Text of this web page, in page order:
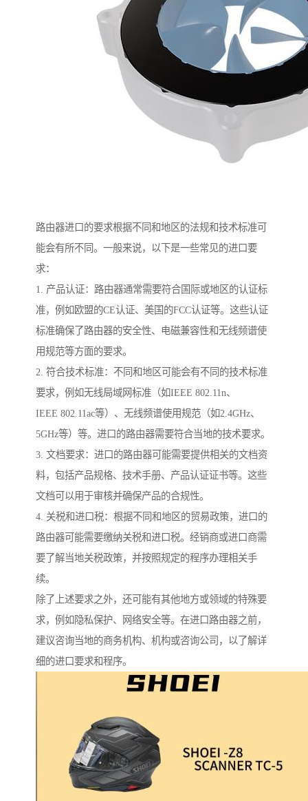
路由器进口的要求根据不同和地区的法规和技术标准可
能会有所不同。一般来说，以下是一些常见的进口要
求：
1. 产品认证：路由器通常需要符合国际或地区的认证标
准，例如欧盟的CE认证、美国的FCC认证等。这些认证
标准确保了路由器的安全性、电磁兼容性和无线频谱使
用规范等方面的要求。
2. 符合技术标准：不同和地区可能会有不同的技术标准
要求，例如无线局域网标准（如IEEE 802.11n、
IEEE 802.11ac等）、无线频谱使用规范（如2.4GHz、
5GHz等）等。进口的路由器需要符合当地的技术要求。
3. 文档要求：进口的路由器可能需要提供相关的文档资
料，包括产品规格、技术手册、产品认证证书等。这些
文档可以用于审核并确保产品的合规性。
4. 关税和进口税：根据不同和地区的贸易政策，进口的
路由器可能需要缴纳关税和进口税。经销商或进口商需
要了解当地关税政策，并按照规定的程序办理相关手
续。
除了上述要求之外，还可能有其他地方或领域的特殊要
求，例如隐私保护、网络安全等。在进口路由器之前，
建议咨询当地的商务机构、机构或咨询公司，以了解详
细的进口要求和程序。